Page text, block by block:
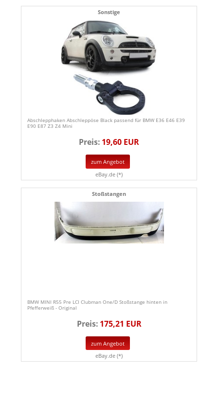
Sonstige
Abschlepphaken Abschleppöse Black passend für BMW E36 E46 E39
E90 E87 Z3 Z4 Mini
Preis: 19,60 EUR
zum Angebot
eBay.de (*)
Stoßstangen
BMW MINI R55 Pre LCI Clubman One/D Stoßstange hinten in
Pfefferweiß - Original
Preis: 175,21 EUR
zum Angebot
eBay.de (*)